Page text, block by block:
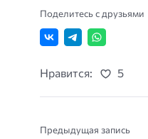
Поделитесь с друзьями
Нравится: 5
Предыдущая запись